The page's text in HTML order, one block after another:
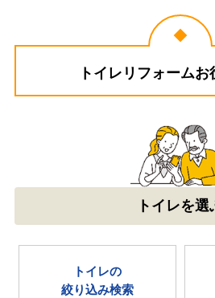
かりました。 取り付け前の説明や終
了してからの説明もわかりやすかっ
★★★★★5 受
価格が安かった
お客様の声をもっ
トイレリフォーム
トイレを選
トイレの
絞り込み検索